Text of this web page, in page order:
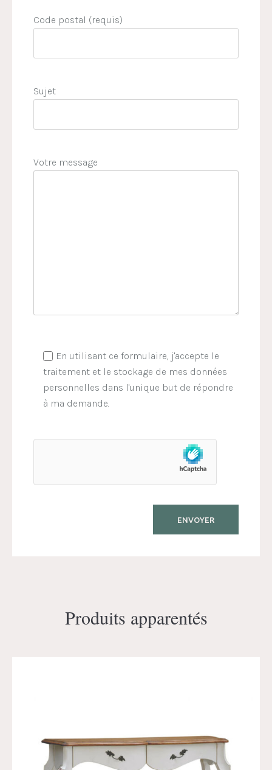
Code postal (requis)
Sujet
Votre message
En utilisant ce formulaire, j'accepte le
traitement et le stockage de mes données
personnelles dans l'unique but de répondre
à ma demande.
Produits apparentés